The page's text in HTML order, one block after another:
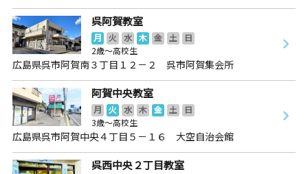
呉阿賀教室
月 火 水 木 金 土
日
2歳～高校生
広島県呉市阿賀南３丁目１２－２ 呉市阿賀集会所
阿賀中央教室
月 火 水 木 金 土
日
3歳～高校生
広島県呉市阿賀中央４丁目５－１６ 大空自治会館
呉西中央２丁目教室